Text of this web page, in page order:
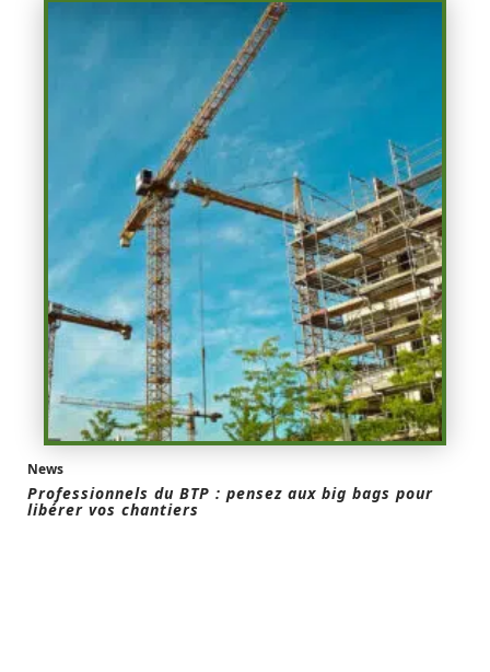
News
Professionnels du BTP : pensez aux big bags pour
libérer vos chantiers